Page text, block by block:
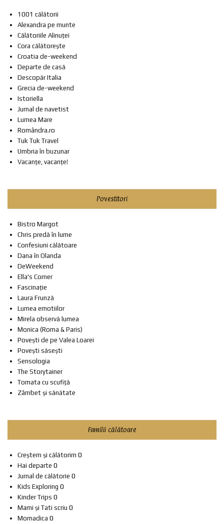
1001 călătorii
Alexandra pe munte
Călătoriile Alinuței
Cora călătorește
Croatia de-weekend
Departe de casă
Descopăr Italia
Grecia de-weekend
Istoriella
Jurnal de navetist
Lumea Mare
Romândra.ro
Tuk Tuk Travel
Umbria în buzunar
Vacanțe, vacanțe!
Povestitori
Bistro Margot
Chris predă în lume
Confesiuni călătoare
Dana în Olanda
DeWeekend
Ella's Corner
Fascinație
Laura Frunză
Lumea emotiilor
Mirela observă lumea
Monica (Roma & Paris)
Povești de pe Valea Loarei
Povești săsești
Sensologia
The Storytainer
Tomata cu scufiță
Zâmbet și sănătate
Familii călătoare
Creștem și călătorim 0
Hai departe 0
Jurnal de călătorie 0
Kids Exploring 0
Kinder Trips 0
Mami și Tati scriu 0
Momadica 0